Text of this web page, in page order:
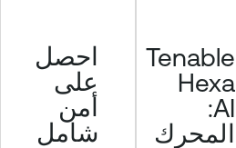
Tenable
Hexa
AI:
المحرك
احصل
على
أمن
شامل